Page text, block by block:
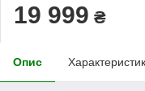
19 999 ₴
Опис